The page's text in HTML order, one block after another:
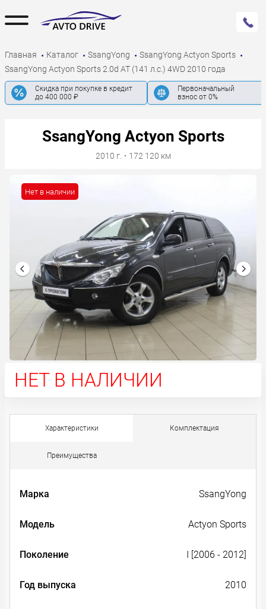
Главная Каталог SsangYong
SsangYong Actyon Sports
SsangYong Actyon Sports 2.0d AT (141 л.с.) 4WD 2010 года
Скидка при покупке в кредит
до 400 000 ₽
Первоначальный
взнос от 0%
НЕТ В НАЛИЧИИ
SsangYong Actyon Sports
2010 г. · 172 120 км
Нет в наличии
Характеристики Комплектация
Преимущества
Марка SsangYong
Модель Actyon Sports
Поколение I [2006 - 2012]
Год выпуска 2010